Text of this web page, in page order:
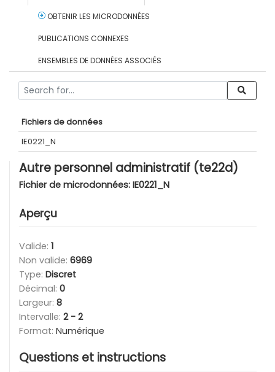
OBTENIR LES MICRODONNÉES
PUBLICATIONS CONNEXES
ENSEMBLES DE DONNÉES ASSOCIÉS
Fichiers de données
IE0221_N
Autre personnel administratif (te22d)
Fichier de microdonnées: IE0221_N
Aperçu
Valide: 1
Non valide: 6969
Type: Discret
Décimal: 0
Largeur: 8
Intervalle: 2 - 2
Format: Numérique
Questions et instructions